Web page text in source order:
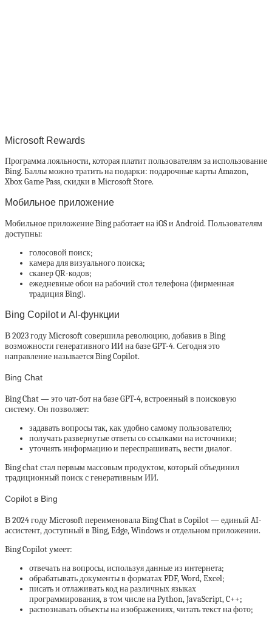
Microsoft Rewards
Программа лояльности, которая платит пользователям за использование
Bing. Баллы можно тратить на подарки: подарочные карты Amazon,
Xbox Game Pass, скидки в Microsoft Store.
Мобильное приложение
Мобильное приложение Bing работает на iOS и Android. Пользователям
доступны:
голосовой поиск;
камера для визуального поиска;
сканер QR-кодов;
ежедневные обои на рабочий стол телефона (фирменная
традиция Bing).
Bing Copilot и AI-функции
В 2023 году Microsoft совершила революцию, добавив в Bing
возможности генеративного ИИ на базе GPT-4. Сегодня это
направление называется Bing Copilot.
Bing Chat
Bing Chat — это чат-бот на базе GPT-4, встроенный в поисковую
систему. Он позволяет:
задавать вопросы так, как удобно самому пользователю;
получать развернутые ответы со ссылками на источники;
уточнять информацию и переспрашивать, вести диалог.
Bing chat стал первым массовым продуктом, который объединил
традиционный поиск с генеративным ИИ.
Copilot в Bing
В 2024 году Microsoft переименовала Bing Chat в Copilot — единый AI-
ассистент, доступный в Bing, Edge, Windows и отдельном приложении.
Bing Copilot умеет:
отвечать на вопросы, используя данные из интернета;
обрабатывать документы в форматах PDF, Word, Excel;
писать и отлаживать код на различных языках
программирования, в том числе на Python, JavaScript, C++;
распознавать объекты на изображениях, читать текст на фото;